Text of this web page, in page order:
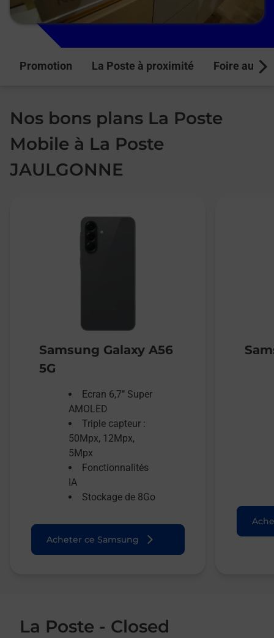
Promotion La Poste à proximité Foire aux
Nos bons plans La Poste
Mobile à La Poste
JAULGONNE
Samsung Galaxy A56
5G
Ecran 6,7’’ Super
AMOLED
Triple capteur :
50Mpx, 12Mpx,
5Mpx
Fonctionnalités
IA
Stockage de 8Go
Acheter ce Samsung
La Poste - Closed